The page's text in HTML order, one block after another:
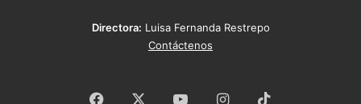
Directora: Luisa Fernanda Restrepo
Contáctenos
Facebook YouTubeInstagram